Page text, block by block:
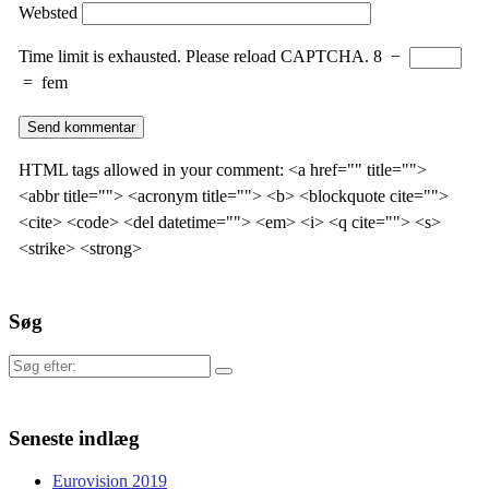
Websted
Time limit is exhausted. Please reload CAPTCHA. 8 −
= fem
HTML tags allowed in your comment: <a href="" title="">
<abbr title=""> <acronym title=""> <b> <blockquote cite="">
<cite> <code> <del datetime=""> <em> <i> <q cite=""> <s>
<strike> <strong>
Søg
Søg
Seneste indlæg
Eurovision 2019